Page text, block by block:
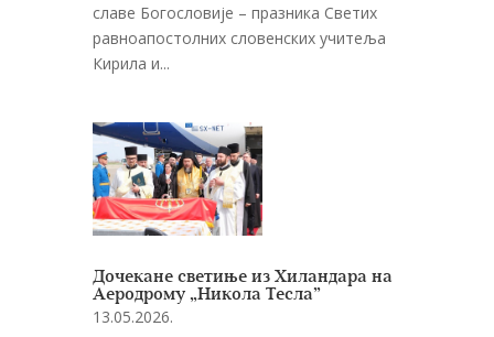
славе Богословије – празника Светих
равноапостолних словенских учитеља
Кирила и...
Дочекане светиње из Хиландара на
Аеродрому „Никола Тесла”
13.05.2026.